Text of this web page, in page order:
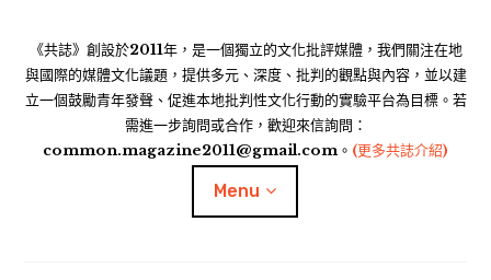
《共誌》創設於2011年，是一個獨立的文化批評媒體，我們關注在地
與國際的媒體文化議題，提供多元、深度、批判的觀點與內容，並以建
立一個鼓勵青年發聲、促進本地批判性文化行動的實驗平台為目標。若
需進一步詢問或合作，歡迎來信詢問：
common.magazine2011@gmail.com。 (更多共誌介紹)
Menu